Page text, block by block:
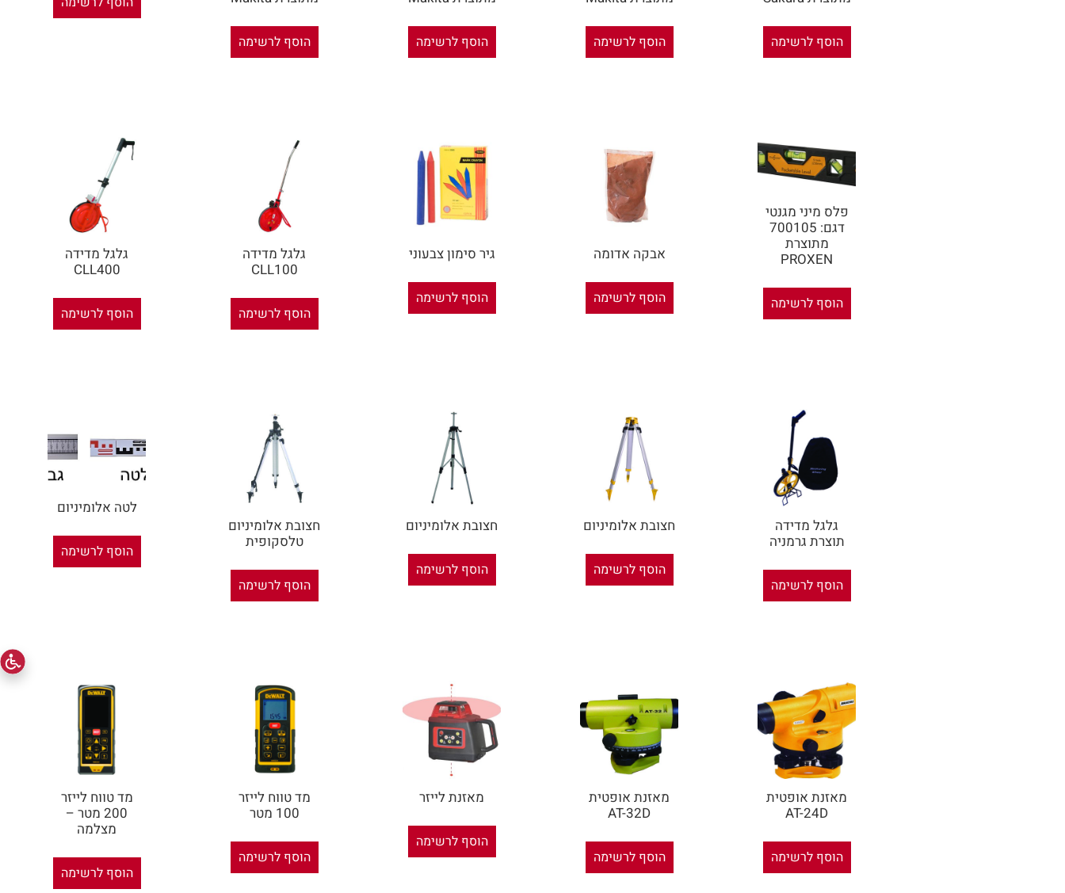
הוסף לרשימה הוסף לרשימה הוסף לרשימה הוסף לרשימה
פלס מיני מגנטי
דגם: 700105
מתוצרת
PROXEN
הוסף לרשימה
אבקה אדומה
הוסף לרשימה
גיר סימון צבעוני
הוסף לרשימה
גלגל מדידה
CLL100
הוסף לרשימה
גלגל מדידה
CLL400
הוסף לרשימה
גלגל מדידה
תוצרת גרמניה
הוסף לרשימה
חצובת אלומיניום
הוסף לרשימה
חצובת אלומיניום
הוסף לרשימה
חצובת אלומיניום
טלסקופית
הוסף לרשימה
לטה אלומיניום
הוסף לרשימה
מאזנת אופטית
AT-24D
הוסף לרשימה
מאזנת אופטית
AT-32D
הוסף לרשימה
מאזנת לייזר
הוסף לרשימה
מד טווח לייזר
100 מטר
הוסף לרשימה
מד טווח לייזר
200 מטר –
מצלמה
הוסף לרשימה